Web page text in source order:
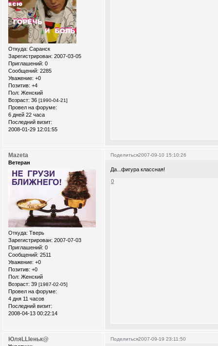
Откуда: Саранск
Зарегистрирован: 2007-03-05
Приглашений: 0
Сообщений: 2285
Уважение: +0
Позитив: +4
Пол: Женский
Возраст: 36 [1990-04-21]
Провел на форуме:
6 дней 22 часа
Последний визит:
2008-01-29 12:01:55
Поделиться2007-09-10 15:10:26
Mazeta
Ветеран
Откуда: Тверь
Зарегистрирован: 2007-07-03
Приглашений: 0
Сообщений: 2511
Уважение: +0
Позитив: +0
Пол: Женский
Возраст: 39 [1987-02-05]
Провел на форуме:
4 дня 11 часов
Последний визит:
2008-04-13 00:22:14
Да...фигура классная!
0
Поделиться2007-09-19 23:11:50
ЮляLLIеньк@